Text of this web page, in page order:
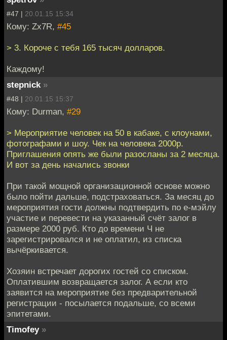
#47 | 20.01.15 15:34
Кому: Zx7R, #45
> 3. Короче с тебя 165 тысяч долларов.
Каждому!
stepnick »
#48 | 20.01.15 15:37
Кому: Durman, #29
> Мероприятие человек на 50 в кабаке, с клоунами,
фотографами и шоу. Чек на человека 2000р.
Приглашения опять же были разосланы за 2 месяца.
И вот за день начались звонки
При такой мощной организационной основе можно
было пойти дальше, подстраховаться. За месяц до
мероприятия гости должны подтвердить по е-мэйлу
участие и перевести на указанный счёт залог в
размере 2000 руб. Кто до времени Ч не
зарегистрировался и не оплатил, из списка
вычёркивается.
Хозяин встречает дорогих гостей со списком.
Оплатившим возвращается залог. А если кто
заявится на мероприятие без предварительной
регистрации - посылается подальше, со всеми
эпитетами.
Timofey »